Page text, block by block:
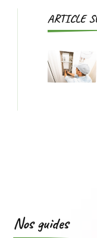
ARTICLE
Nos guides